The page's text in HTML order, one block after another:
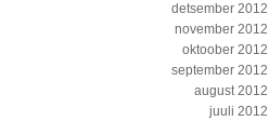
detsember 2012
november 2012
oktoober 2012
september 2012
august 2012
juuli 2012